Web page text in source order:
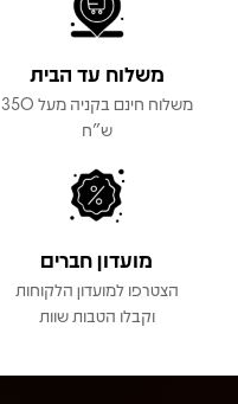
משלוח עד הבית
משלוח חינם בקניה מעל 350
ש"ח
מועדון חברים
הצטרפו למועדון הלקוחות
וקבלו הטבות שוות